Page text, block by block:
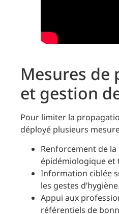
Mesures de
et gestion
Pour limiter la
déployé plusieurs
Renforcement de
épidémiologique et
Information ciblée
les gestes d’hygiène.
Appui aux
référentiels de